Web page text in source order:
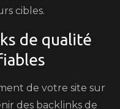
cibles.
de qualité
de votre site sur
des backlinks de